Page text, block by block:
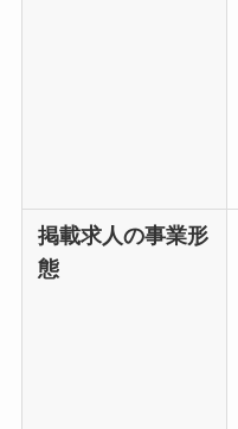
掲載求人の事業形
態